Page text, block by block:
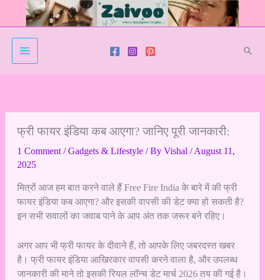
फ्री फायर इंडिया कब आएगा? जानिए पूरी जानकारी:
1 Comment /Gadgets & Lifestyle/ By Vishal /August 11,
2025
मित्रों आज हम बात करने वाले हैं Free Fire India के बारे में की फ्री
फायर इंडिया कब आएगा? और इसकी वापसी की डेट क्या हो सकती है?
इन सभी सवालों का जवाब पाने के आप अंत तक जरूर बने रहिए।
अगर आप भी फ्री फायर के दीवाने हैं, तो आपके लिए जबरदस्त खबर
है। फ्री फायर इंडिया आखिरकार वापसी करने वाला है, और उपलब्ध
जानकारी की माने तो इसकी रियल लॉन्च डेट मार्च 2026 तय की गई है।